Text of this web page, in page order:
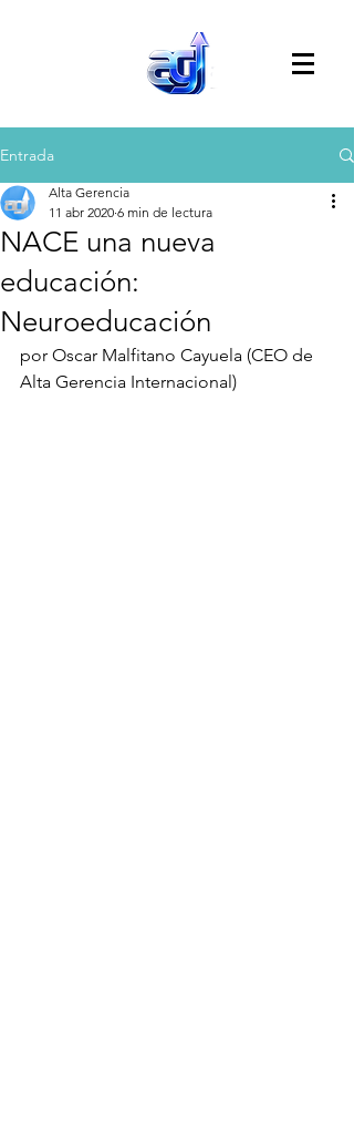
Entrada
NACE una nueva
educación:
Neuroeducación
Alta Gerencia
11 abr 2020 6 min de lectura
por Oscar Malfitano Cayuela (CEO de
Alta Gerencia Internacional)